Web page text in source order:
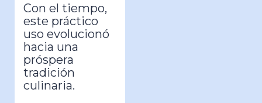
Con el tiempo,
este práctico
uso evolucionó
hacia una
próspera
tradición
culinaria.